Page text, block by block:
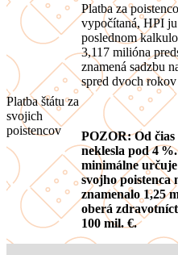
Platba štátu za
svojich
poistencov
Platba za
vypočítaná, HPI
poslednom
3,117 milióna
znamená sadzbu
spred dvoch
POZOR: Od
neklesla pod 4
minimálne
svojho poistenca
znamenalo 1,25
oberá
100 mil. €.